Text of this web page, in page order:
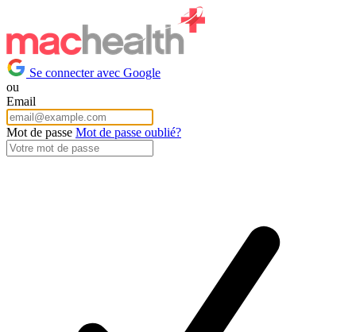
Se connecter avec Google
ou
Email
Mot de passe Mot de passe oublié?